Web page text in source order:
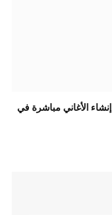
يتيح Suno الآن لمستخدمي iPhone إنشاء الأغاني مباشرة في